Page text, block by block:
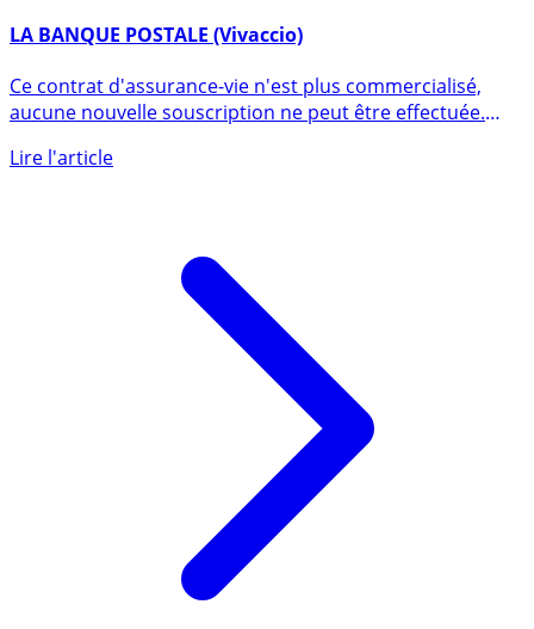
30 janvier 2016
LA BANQUE POSTALE (Vivaccio)
aucune nouvelle souscription ne peut être effectuée.